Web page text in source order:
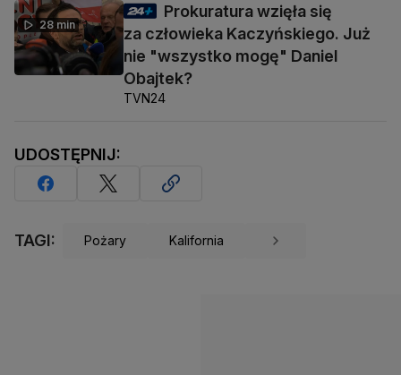
28 min
Prokuratura wzięła się
za człowieka Kaczyńskiego. Już
nie "wszystko mogę" Daniel
Obajtek?
TVN24
UDOSTĘPNIJ:
TAGI: Pożary Kalifornia